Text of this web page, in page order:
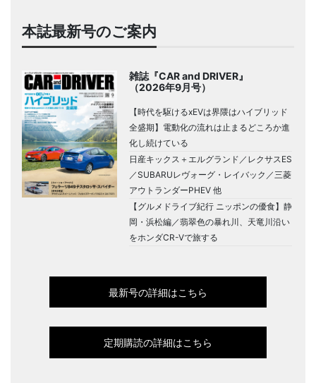
本誌最新号のご案内
雑誌『CAR and DRIVER』
（2026年9月号）
【時代を駆けるxEVは界隈はハイブリッド
全盛期】電動化の流れは止まるどころか進
化し続けている
日産キックス＋エルグランド／レクサスES
／SUBARUレヴォーグ・レイバック／三菱
アウトランダーPHEV 他
【グルメドライブ紀行 ニッポンの優食】静
岡・浜松編／翡翠色の暴れ川、天竜川沿い
をホンダCR-Vで旅する
最新号の詳細はこちら
定期購読の詳細はこちら